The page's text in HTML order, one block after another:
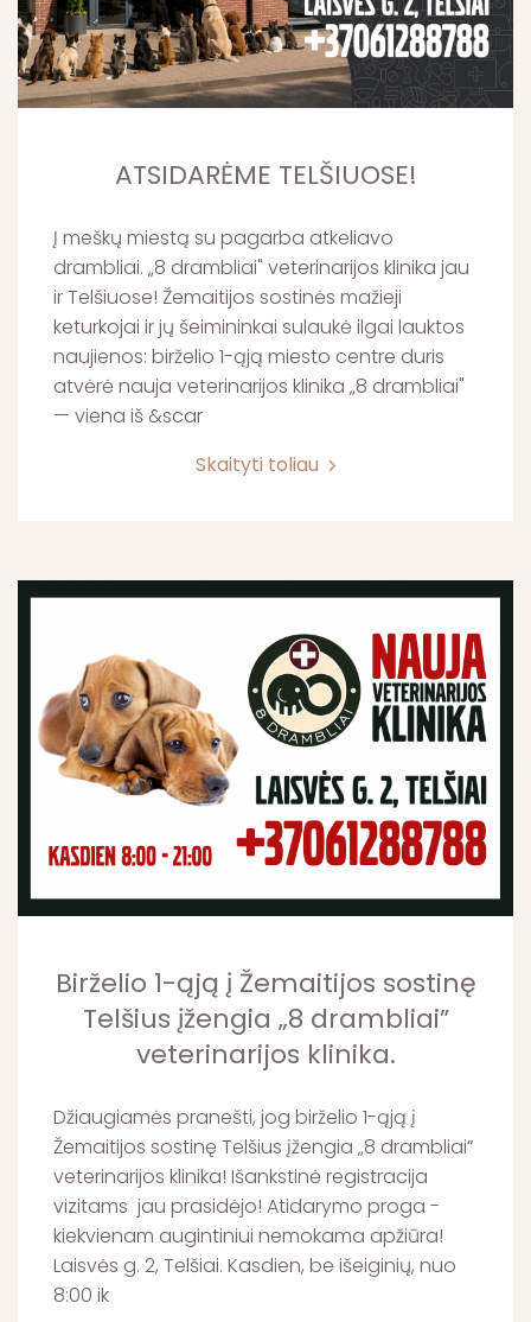
ATSIDARĖME TELŠIUOSE!
Į meškų miestą su pagarba atkeliavo
drambliai. „8 drambliai" veterinarijos klinika jau
ir Telšiuose! Žemaitijos sostinės mažieji
keturkojai ir jų šeimininkai sulaukė ilgai lauktos
naujienos: birželio 1-ąją miesto centre duris
atvėrė nauja veterinarijos klinika „8 drambliai"
— viena iš &scar
Skaityti toliau
Birželio 1-ąją į Žemaitijos sostinę
Telšius įžengia „8 drambliai”
veterinarijos klinika.
Džiaugiamės pranešti, jog birželio 1-ąją į
Žemaitijos sostinę Telšius įžengia „8 drambliai”
veterinarijos klinika! Išankstinė registracija
vizitams jau prasidėjo! Atidarymo proga -
kiekvienam augintiniui nemokama apžiūra!
Laisvės g. 2, Telšiai. Kasdien, be išeiginių, nuo
8:00 ik